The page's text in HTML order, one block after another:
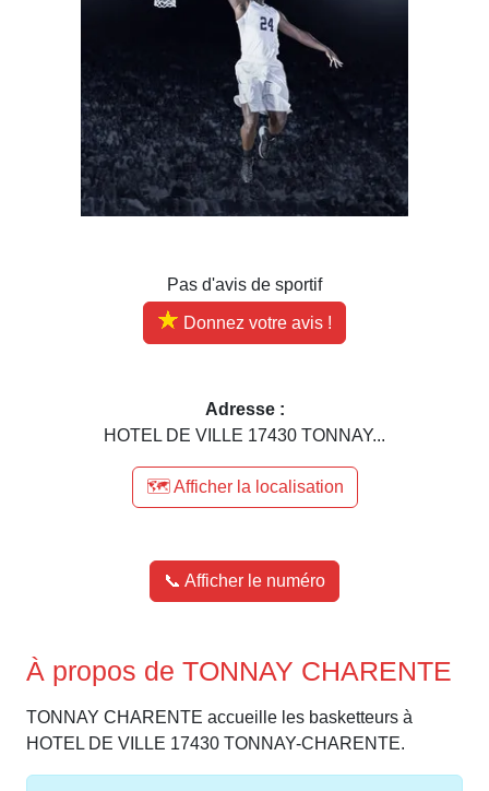
Pas d'avis de sportif
Donnez votre avis !
Adresse :
HOTEL DE VILLE 17430 TONNAY...
🗺️ Afficher la localisation
📞 Afficher le numéro
À propos de TONNAY CHARENTE
TONNAY CHARENTE accueille les basketteurs à
HOTEL DE VILLE 17430 TONNAY-CHARENTE.